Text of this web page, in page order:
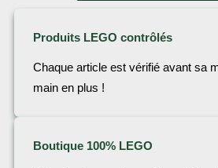
Produits LEGO contrôlés
Chaque article est vérifié avant sa
main en plus !
Boutique 100% LEGO